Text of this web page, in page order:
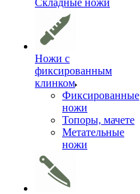
Складные ножи
Ножи с
фиксированным
клинком
Фиксированные
ножи
Топоры, мачете
Метательные
ножи